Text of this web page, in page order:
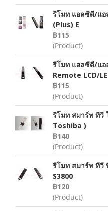
รีโมท แอลซีดี/แอ
(Plus) E
฿115
(Product)
รีโมท แอลซีดี/แอ
Remote LCD/
฿115
(Product)
รีโมท สมาร์ท ทีวี
Toshiba )
฿140
(Product)
รีโมท สมาร์ท ทีวี
S3800
฿120
(Product)